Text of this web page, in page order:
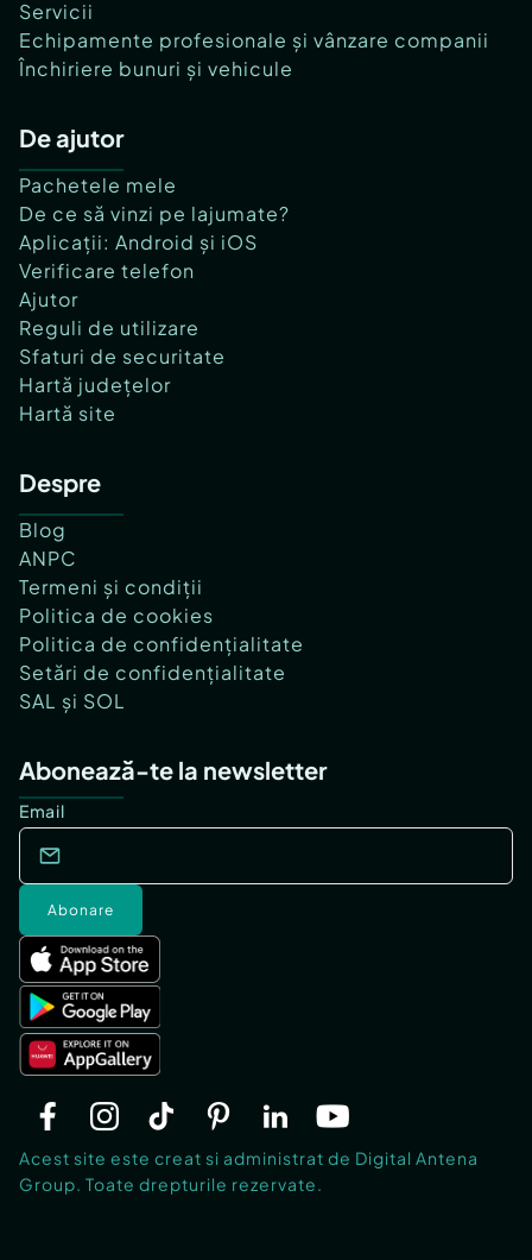
Servicii
Echipamente profesionale și vânzare companii
Închiriere bunuri și vehicule
De ajutor
Pachetele mele
De ce să vinzi pe lajumate?
Aplicații: Android și iOS
Verificare telefon
Ajutor
Reguli de utilizare
Sfaturi de securitate
Hartă județelor
Hartă site
Despre
Blog
ANPC
Termeni și condiții
Politica de cookies
Politica de confidențialitate
Setări de confidențialitate
SAL și SOL
Abonează-te la newsletter
Email
Abonare
Acest site este creat si administrat de Digital Antena
Group. Toate drepturile rezervate.